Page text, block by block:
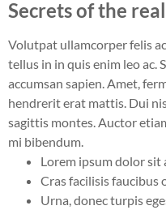
Secrets of the
Volutpat ullamcorper felis
tellus in in quis enim leo ac.
accumsan sapien. Amet,
hendrerit erat mattis. Dui
sagittis montes. Auctor
mi bibendum.
Lorem ipsum dolor sit
Cras facilisis faucibus
Urna, donec turpis